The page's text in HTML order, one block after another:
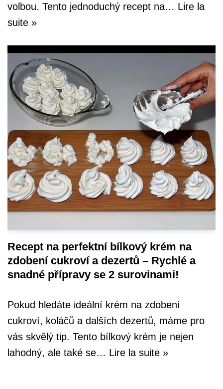
volbou. Tento jednoduchý recept na… Lire la
suite »
Recept na perfektní bílkový krém na
zdobení cukroví a dezertů – Rychlé a
snadné přípravy se 2 surovinami!
Pokud hledáte ideální krém na zdobení
cukroví, koláčů a dalších dezertů, máme pro
vás skvělý tip. Tento bílkový krém je nejen
lahodný, ale také se… Lire la suite »